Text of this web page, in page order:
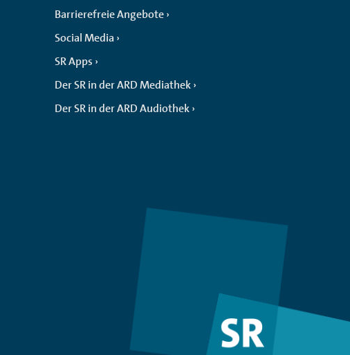
Barrierefreie Angebote
Social Media
SR Apps
Der SR in der ARD Mediathek
Der SR in der ARD Audiothek